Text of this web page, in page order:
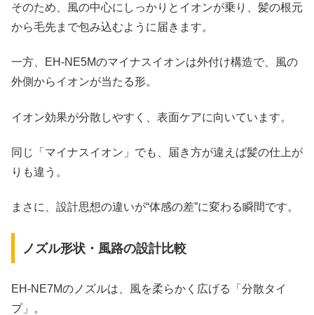
そのため、風の中心にしっかりとイオンが乗り、髪の根元
から毛先まで包み込むように届きます。
一方、EH-NE5Mのマイナスイオンは外付け構造で、風の
外側からイオンが当たる形。
イオン効果が分散しやすく、表面ケアに向いています。
同じ「マイナスイオン」でも、届き方が違えば髪の仕上が
りも違う。
まさに、設計思想の違いが“体感の差”に変わる瞬間です。
ノズル形状・風路の設計比較
EH-NE7Mのノズルは、風を柔らかく広げる「分散タイ
プ」。